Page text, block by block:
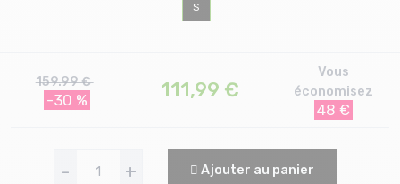
S
159.99 €
-30 % 111,99 €
Vous
économisez
48 €
- + Ajouter au panier